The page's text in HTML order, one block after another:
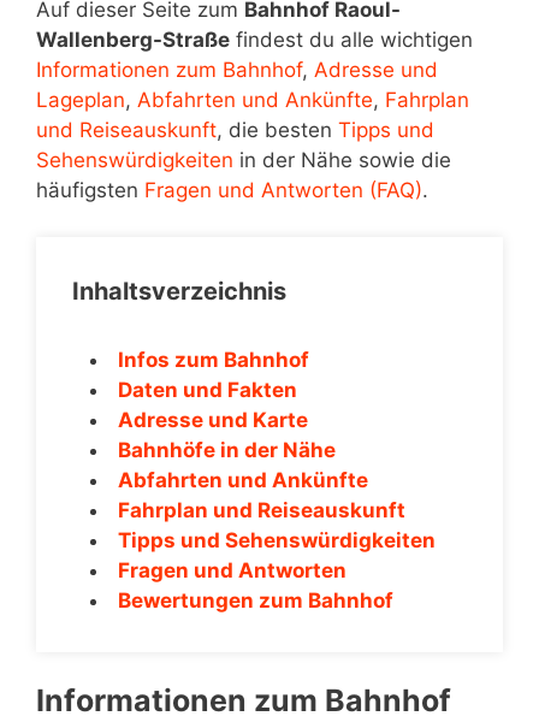
Auf dieser Seite zum Bahnhof Raoul-
Wallenberg-Straße findest du alle wichtigen
Informationen zum Bahnhof, Adresse und
Lageplan, Abfahrten und Ankünfte, Fahrplan
und Reiseauskunft, die besten Tipps und
Sehenswürdigkeiten in der Nähe sowie die
häufigsten Fragen und Antworten (FAQ).
Inhaltsverzeichnis
Infos zum Bahnhof
Daten und Fakten
Adresse und Karte
Bahnhöfe in der Nähe
Abfahrten und Ankünfte
Fahrplan und Reiseauskunft
Tipps und Sehenswürdigkeiten
Fragen und Antworten
Bewertungen zum Bahnhof
Informationen zum Bahnhof